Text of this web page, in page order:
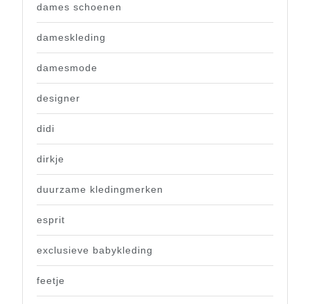
dames schoenen
dameskleding
damesmode
designer
didi
dirkje
duurzame kledingmerken
esprit
exclusieve babykleding
feetje